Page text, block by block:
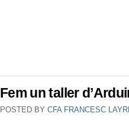
Fem un taller
POSTED BY CFA FRANCESC